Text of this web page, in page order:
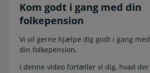
Kom godt i gang med din
folkepension
Vi vil gerne hjælpe dig godt i gang med
din folkepension.
I denne video fortæller vi dig, hvad der